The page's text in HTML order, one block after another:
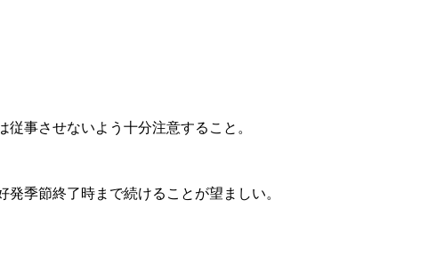
事させないよう十分注意すること。
季節終了時まで続けることが望ましい。